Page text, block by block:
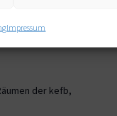
Impressum
der kefb,